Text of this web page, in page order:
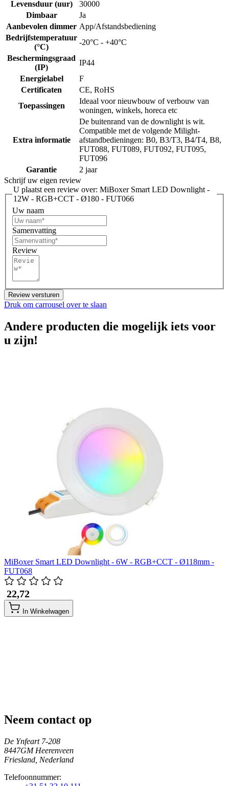
Levensduur (uur)
30000
Dimbaar
Ja
Aanbevolen dimmer App/Afstandsbediening
Bedrijfstemperatuur
(°C)
-20°C - +40°C
Beschermingsgraad
(IP)
IP44
Energielabel
F
Certificaten
CE, RoHS
Toepassingen
Ideaal voor nieuwbouw of verbouw van
woningen, winkels, horeca etc
Extra informatie
De buitenrand van de downlight is wit.
Compatible met de volgende Milight-
afstandbedieningen: B0, B3/T3, B4/T4, B8,
FUT088, FUT089, FUT092, FUT095,
FUT096
Garantie
2 jaar
Schrijf uw eigen review
U plaatst een review over: MiBoxer Smart LED Downlight -
12W - RGB+CCT - Ø180 - FUT066
Uw naam
Samenvatting
Review
Review versturen
Druk om carrousel over te slaan
Andere producten die mogelijk iets voor
u zijn!
MiBoxer Smart LED Downlight - 6W - RGB+CCT - Ø118mm -
FUT068
​ 22,72
In Winkelwagen
Neem contact op
De Ynfeart 7-208
8447GM Heerenveen
Friesland, Nederland
Telefoonnummer: